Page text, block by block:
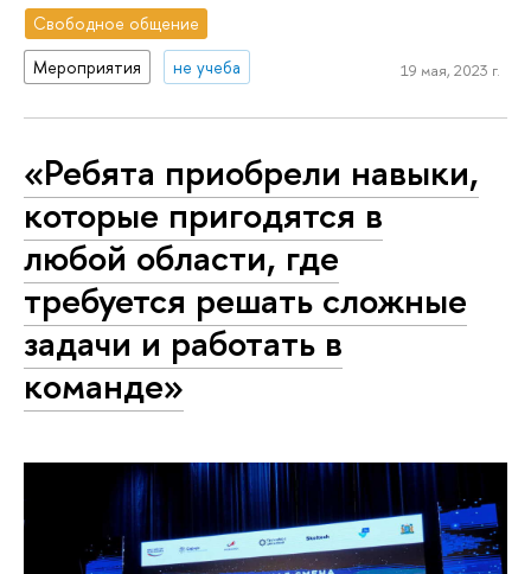
Свободное общение
Мероприятия
не учеба 19 мая, 2023 г.
«Ребята приобрели навыки,
которые пригодятся в
любой области, где
требуется решать сложные
задачи и работать в
команде»